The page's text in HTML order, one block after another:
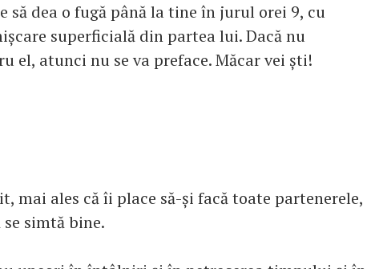
să dea o fugă până la tine în jurul orei 9, cu
superficială din partea lui. Dacă nu
el, atunci nu se va preface. Măcar vei ști!
mai ales că îi place să-și facă toate partenerele,
se simtă bine.